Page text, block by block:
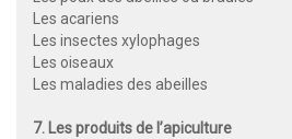
Les acariens
Les insectes xylophages
Les oiseaux
Les maladies des abeilles
7. Les produits de l’apiculture